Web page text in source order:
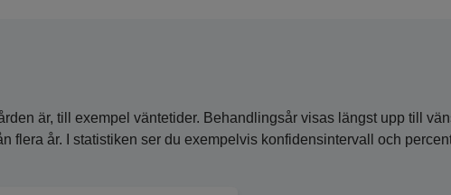
är, till exempel väntetider. Behandlingsår visas längst upp till
flera år. I statistiken ser du exempelvis konfidensintervall och